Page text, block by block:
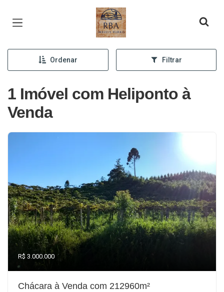
Página inicial
Ordenar Filtrar
1 Imóvel com Heliponto à
Venda
R$ 3.000.000
Chácara à Venda com 212960m²